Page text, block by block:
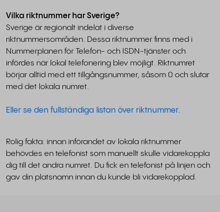
Vilka riktnummer har Sverige?
Sverige är regionalt indelat i diverse
riktnummersområden. Dessa riktnummer finns med i
Nummerplanen för Telefon- och ISDN-tjänster och
infördes när lokal telefonering blev möjligt. Riktnumret
börjar alltid med ett tillgångsnummer, såsom 0 och slutar
med det lokala numret.
Eller se den fullständiga listan över riktnummer.
Rolig fakta: innan införandet av lokala riktnummer
behövdes en telefonist som manuellt skulle vidarekoppla
dig till det andra numret. Du fick en telefonist på linjen och
gav din platsnamn innan du kunde bli vidarekopplad.